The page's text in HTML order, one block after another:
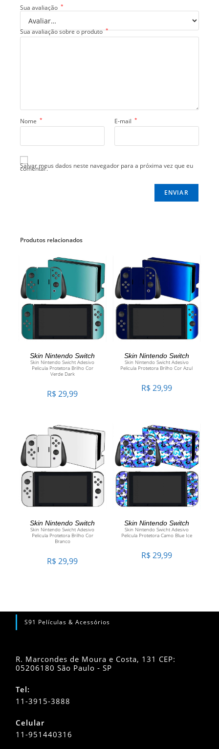
Sua avaliação *
Sua avaliação sobre o produto *
Nome * E-mail *
Salvar meus dados neste navegador para a próxima vez que eu
comentar.
Produtos relacionados
ADICIONAR AO CARRINHO
Skin Nintendo Switch
Skin Nintendo Swicht Adesivo
Pelicula Protetora Brilho Cor
Verde Dark
R$ 29,99
ADICIONAR AO CARRINHO
Skin Nintendo Switch
Skin Nintendo Swicht Adesivo
Pelicula Protetora Brilho Cor Azul
R$ 29,99
ADICIONAR AO CARRINHO
Skin Nintendo Switch
Skin Nintendo Swicht Adesivo
Pelicula Protetora Brilho Cor
Branco
R$ 29,99
ADICIONAR AO CARRINHO
Skin Nintendo Switch
Skin Nintendo Swicht Adesivo
Pelicula Protetora Camo Blue Ice
R$ 29,99
S91 Películas & Acessórios
R. Marcondes de Moura e Costa, 131 CEP:
05206180 São Paulo - SP
Tel:
11-3915-3888
Celular
11-951440316